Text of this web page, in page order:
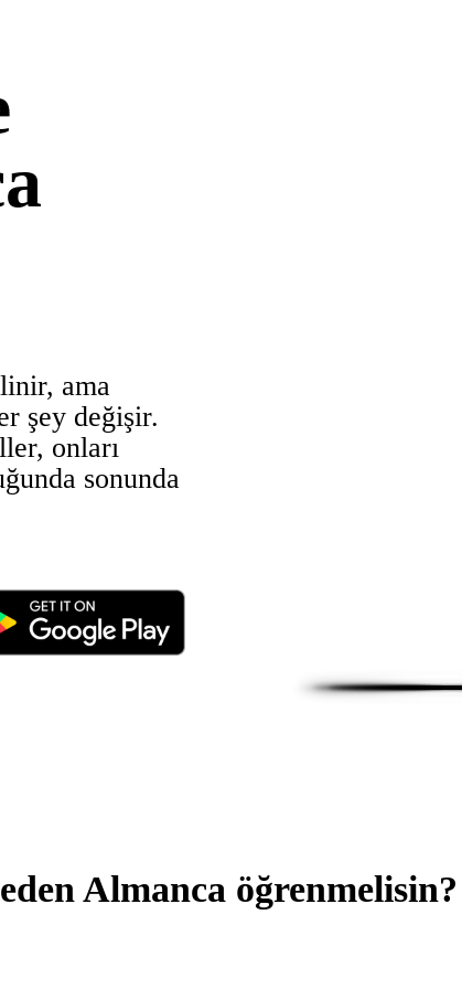
ama
şey değişir.
onları
sonunda
Almanca öğrenmelisin?